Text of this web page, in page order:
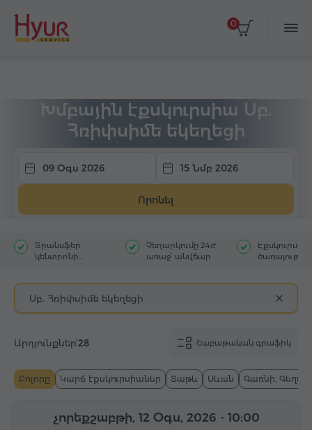
0
Խմբային էքսկուրսիա Սբ.
Հռիփսիմե եկեղեցի
09 Օգս 2026 15 Նմբ 2026
Որոնել
Տրանսֆեր
կենտրոնի
Չեղարկումը 24ժ
առաջ՝ անվճար
Սբ. Հռիփսիմե եկեղեցի
Շաբաթական գրաֆիկ
Արդյունքներ՝28
Բոլորը Կարճ էքսկուրսիաներ Տաթև Սևան Գառնի,
չորեքշաբթի, 12 Օգս, 2026 - 10:00